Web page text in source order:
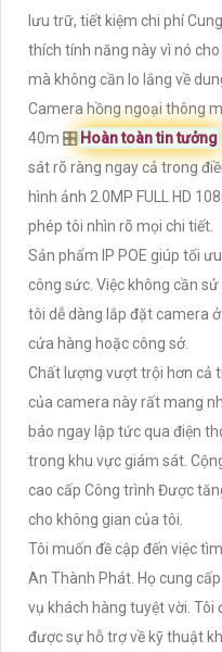
lưu trữ, tiết kiệm chi phí
thích tính năng này vì nó
mà không cần lo lắng về
Camera hồng ngoại thông
40m 🎛 Hoàn toàn tin tưởng
sát rõ ràng ngay cả trong
hình ảnh 2.0MP FULL HD
phép tôi nhìn rõ mọi chi tiết.
Sản phẩm IP POE giúp tối
công sức. Việc không cần
tôi dễ dàng lắp đặt camera
cửa hàng hoặc công sở.
Chất lượng vượt trội hơn cả
của camera này rất mang
báo ngay lập tức qua điện
trong khu vực giám sát.
cao cấp Công trình Được
cho không gian của tôi.
Tôi muốn đề cập đến việc
An Thành Phát. Họ cung
vụ khách hàng tuyệt vời.
được sự hỗ trợ về kỹ thuật